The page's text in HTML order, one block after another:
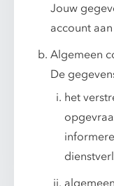
Jouw
account
Algemeen
De
het